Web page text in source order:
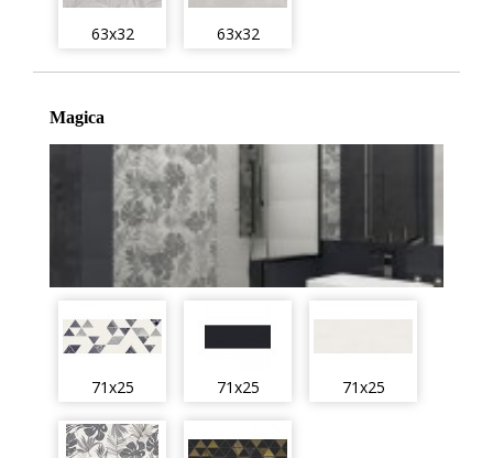
63x32 63x32
Magica
71x25 71x25 71x25